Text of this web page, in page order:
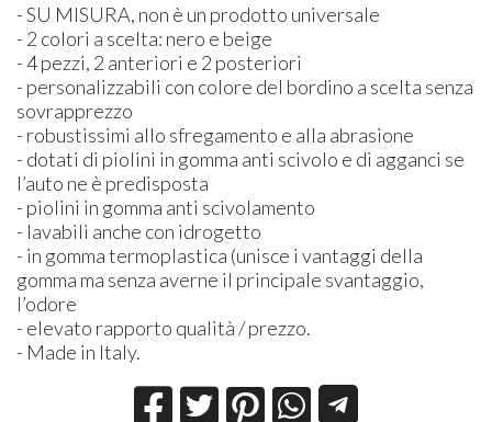
- SU MISURA, non è un prodotto universale
- 2 colori a scelta: nero e beige
- 4 pezzi, 2 anteriori e 2 posteriori
- personalizzabili con colore del bordino a scelta senza
sovrapprezzo
- robustissimi allo sfregamento e alla abrasione
- dotati di piolini in gomma anti scivolo e di agganci se
l’auto ne è predisposta
- piolini in gomma anti scivolamento
- lavabili anche con idrogetto
- in gomma termoplastica (unisce i vantaggi della
gomma ma senza averne il principale svantaggio,
l’odore
- elevato rapporto qualità / prezzo.
- Made in Italy.